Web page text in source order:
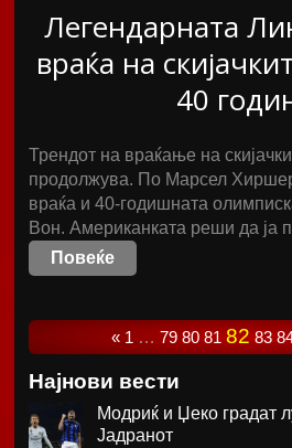
Легендарната
враќа на
40
Трендот на враќање на
продолжува. По Марсел
враќа и 40-годишната
Вон. Американката реши да ја
Повеќе
« 1 … 79 80 81 82 83
Најнови вести
Модриќ и Џеко градат
Јадранот